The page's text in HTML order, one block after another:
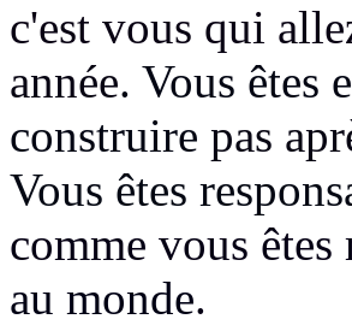
c'est vous qui
année. Vous êtes
construire pas
Vous êtes
comme vous
au monde.